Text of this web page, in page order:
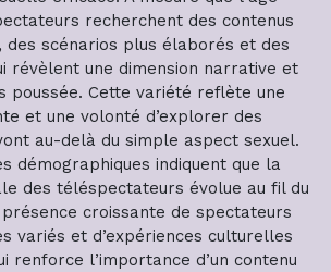
recherchent des contenus
des scénarios plus élaborés et des
révèlent une dimension narrative et
poussée. Cette variété reflète une
et une volonté d’explorer des
au-delà du simple aspect sexuel.
démographiques indiquent que la
des téléspectateurs évolue au fil du
croissante de spectateurs
variés et d’expériences culturelles
renforce l’importance d’un contenu